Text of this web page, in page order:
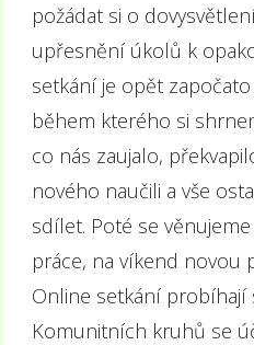
požádat si o
upřesnění úkolů k
setkání je opět
během kterého si
co nás zaujalo,
nového naučili a vše
sdílet. Poté se
práce, na víkend novou
Online setkání probíhají
Komunitních kruhů se